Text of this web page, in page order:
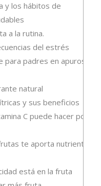
y los hábitos de
a la rutina.
del estrés
para padres en apuros, la
natural
y sus beneficios
C puede hacer por
te aporta nutrientes
está en la fruta